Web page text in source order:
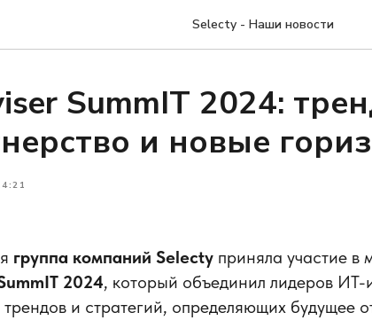
Selecty - Наши новости
SummIT 2024:
и новые
группа компаний Selecty приняла участие
2024, который объединил лидеров ИТ-
и стратегий, определяющих будущее